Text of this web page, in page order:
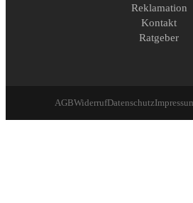
Reklamation
Kontakt
Ratgeber
AGBWiderrufDatenschutz